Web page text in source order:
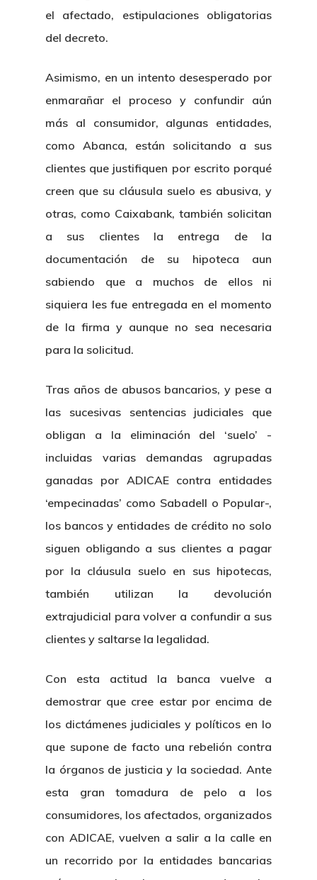
el afectado, estipulaciones obligatorias
del decreto.
Asimismo, en un intento desesperado por
enmarañar el proceso y confundir aún
más al consumidor, algunas entidades,
como Abanca, están solicitando a sus
clientes que justifiquen por escrito porqué
creen que su cláusula suelo es abusiva, y
otras, como Caixabank, también solicitan
a sus clientes la entrega de la
documentación de su hipoteca aun
sabiendo que a muchos de ellos ni
siquiera les fue entregada en el momento
de la firma y aunque no sea necesaria
para la solicitud.
Tras años de abusos bancarios, y pese a
las sucesivas sentencias judiciales que
obligan a la eliminación del ‘suelo’ -
incluidas varias demandas agrupadas
ganadas por ADICAE contra entidades
‘empecinadas’ como Sabadell o Popular-,
los bancos y entidades de crédito no solo
siguen obligando a sus clientes a pagar
por la cláusula suelo en sus hipotecas,
también utilizan la devolución
extrajudicial para volver a confundir a sus
clientes y saltarse la legalidad.
Con esta actitud la banca vuelve a
demostrar que cree estar por encima de
los dictámenes judiciales y políticos en lo
que supone de facto una rebelión contra
la órganos de justicia y la sociedad. Ante
esta gran tomadura de pelo a los
consumidores, los afectados, organizados
con ADICAE, vuelven a salir a la calle en
un recorrido por la entidades bancarias